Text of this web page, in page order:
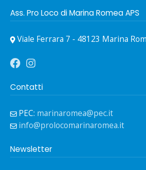
Ass. Pro Loco di Marina Romea APS
Viale Ferrara 7 - 48123 Marina
Contatti
PEC: marinaromea@pec.it
info@prolocomarinaromea.it
Newsletter